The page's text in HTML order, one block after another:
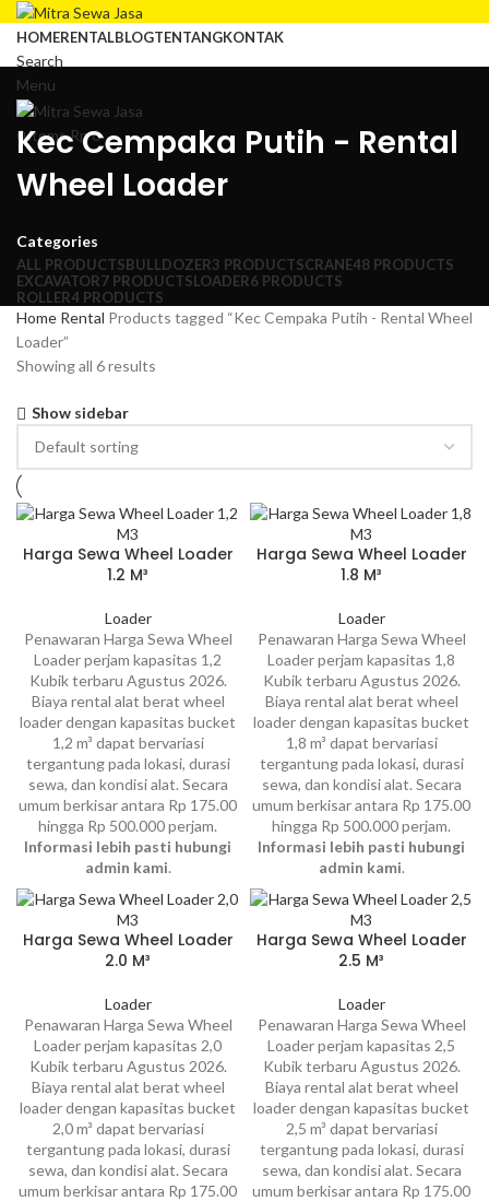
HOMERENTALBLOGTENTANGKONTAK
Search
Menu
0itemsRp0
Kec Cempaka Putih - Rental
Wheel Loader
Categories
ALL PRODUCTSBULLDOZER3 PRODUCTSCRANE48 PRODUCTS
EXCAVATOR7 PRODUCTSLOADER6 PRODUCTS
ROLLER4 PRODUCTS
Home Rental Products tagged “Kec Cempaka Putih - Rental Wheel
Loader”
Showing all 6 results
Show sidebar
Harga Sewa Wheel Loader
1.2 M³
Loader
Penawaran Harga Sewa Wheel
Loader perjam kapasitas 1,2
Kubik terbaru Agustus 2026.
Biaya rental alat berat wheel
loader dengan kapasitas bucket
1,2 m³ dapat bervariasi
tergantung pada lokasi, durasi
sewa, dan kondisi alat. Secara
umum berkisar antara Rp 175.00
hingga Rp 500.000 perjam.
Informasi lebih pasti hubungi
admin kami.
Harga Sewa Wheel Loader
1.8 M³
Loader
Penawaran Harga Sewa Wheel
Loader perjam kapasitas 1,8
Kubik terbaru Agustus 2026.
Biaya rental alat berat wheel
loader dengan kapasitas bucket
1,8 m³ dapat bervariasi
tergantung pada lokasi, durasi
sewa, dan kondisi alat. Secara
umum berkisar antara Rp 175.00
hingga Rp 500.000 perjam.
Informasi lebih pasti hubungi
admin kami.
Harga Sewa Wheel Loader
2.0 M³
Loader
Penawaran Harga Sewa Wheel
Loader perjam kapasitas 2,0
Kubik terbaru Agustus 2026.
Biaya rental alat berat wheel
loader dengan kapasitas bucket
2,0 m³ dapat bervariasi
tergantung pada lokasi, durasi
sewa, dan kondisi alat. Secara
umum berkisar antara Rp 175.00
Harga Sewa Wheel Loader
2.5 M³
Loader
Penawaran Harga Sewa Wheel
Loader perjam kapasitas 2,5
Kubik terbaru Agustus 2026.
Biaya rental alat berat wheel
loader dengan kapasitas bucket
2,5 m³ dapat bervariasi
tergantung pada lokasi, durasi
sewa, dan kondisi alat. Secara
umum berkisar antara Rp 175.00